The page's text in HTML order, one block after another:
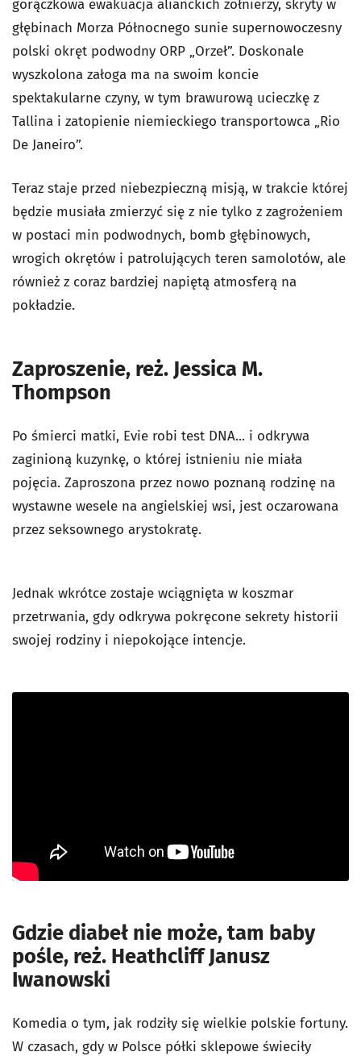
gorączkowa ewakuacja alianckich żołnierzy, skryty w
głębinach Morza Północnego sunie supernowoczesny
polski okręt podwodny ORP „Orzeł”. Doskonale
wyszkolona załoga ma na swoim koncie
spektakularne czyny, w tym brawurową ucieczkę z
Tallina i zatopienie niemieckiego transportowca „Rio
De Janeiro”.
Teraz staje przed niebezpieczną misją, w trakcie której
będzie musiała zmierzyć się z nie tylko z zagrożeniem
w postaci min podwodnych, bomb głębinowych,
wrogich okrętów i patrolujących teren samolotów, ale
również z coraz bardziej napiętą atmosferą na
pokładzie.
Zaproszenie, reż. Jessica M.
Thompson
Po śmierci matki, Evie robi test DNA... i odkrywa
zaginioną kuzynkę, o której istnieniu nie miała
pojęcia. Zaproszona przez nowo poznaną rodzinę na
wystawne wesele na angielskiej wsi, jest oczarowana
przez seksownego arystokratę.
Jednak wkrótce zostaje wciągnięta w koszmar
przetrwania, gdy odkrywa pokręcone sekrety historii
swojej rodziny i niepokojące intencje.
Gdzie diabeł nie może, tam baby
pośle, reż. Heathcliff Janusz
Iwanowski
Komedia o tym, jak rodziły się wielkie polskie fortuny.
W czasach, gdy w Polsce półki sklepowe świeciły